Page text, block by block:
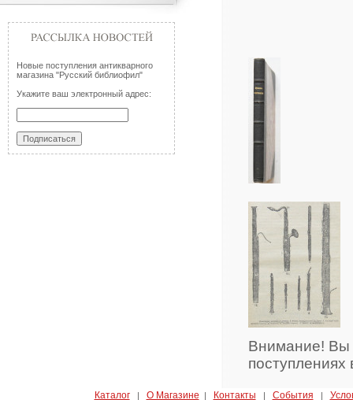
Новые поступления антикварного
магазина "Русский библиофил"
Укажите ваш электронный адрес:
Внимание! Вы
Каталог| О Магазине | Контакты | События |